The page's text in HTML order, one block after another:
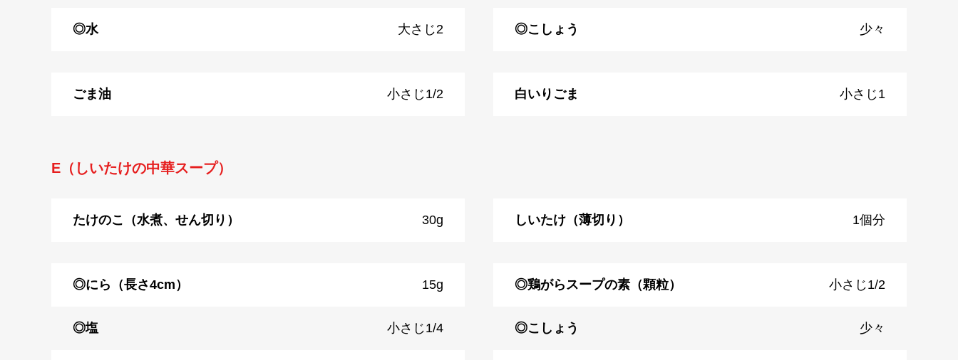
◎水 大さじ2 ◎こしょう 少々
ごま油 小さじ1/2 白いりごま 小さじ1
E（しいたけの中華スープ）
たけのこ（水煮、せん切り） 30g しいたけ（薄切り） 1個分
◎にら（長さ4cm） 15g ◎鶏がらスープの素（顆粒） 小さじ1/2
◎塩 小さじ1/4 ◎こしょう 少々